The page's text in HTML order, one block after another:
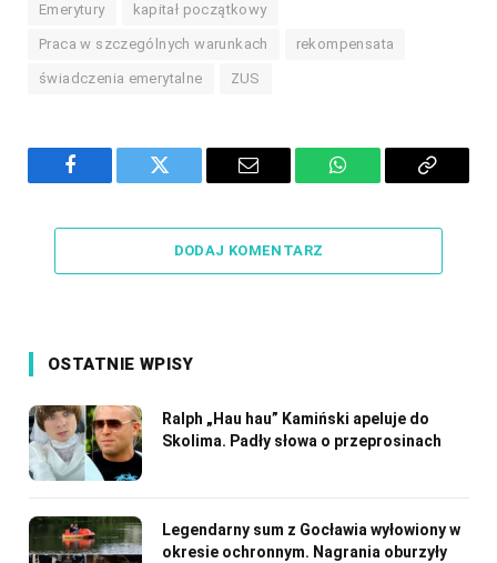
Emerytury kapitał początkowy
Praca w szczególnych warunkach rekompensata
świadczenia emerytalne ZUS
Facebook Twitter Email WhatsAppCopy
DODAJ KOMENTARZ
OSTATNIE WPISY
Ralph „Hau hau” Kamiński apeluje do
Skolima. Padły słowa o przeprosinach
Legendarny sum z Gocławia wyłowiony w
okresie ochronnym. Nagrania oburzyły